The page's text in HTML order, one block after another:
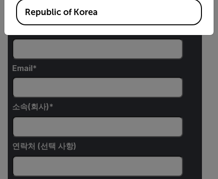
Email
소속(회사)
연락처 (선택 사항)
Republic of Korea